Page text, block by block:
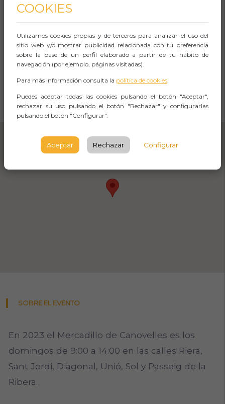
SOBRE EL EVENTO
En 2023 el Mercadillo de Canovelles es los
domingos de 9:00 a 14:00 en las calles Riera,
Sant Jordi, Diagonal, Unió, Sol y Passeig de la
Ribera.
Canovelles
Observaciones
Abrir Navegación
COOKIES
Utilizamos cookies propias y de terceros para analizar el uso del
sitio web y/o mostrar publicidad relacionada con tu preferencia
sobre la base de un perfil elaborado a partir de tu hábito de
navegación (por ejemplo, páginas visitadas).
Para más información consulta la política de cookies
Puedes aceptar todas las cookies pulsando el botón "Aceptar",
rechazar su uso pulsando el botón "Rechazar" y configurarlas
pulsando el botón "Configurar".
Aceptar Rechazar Configurar